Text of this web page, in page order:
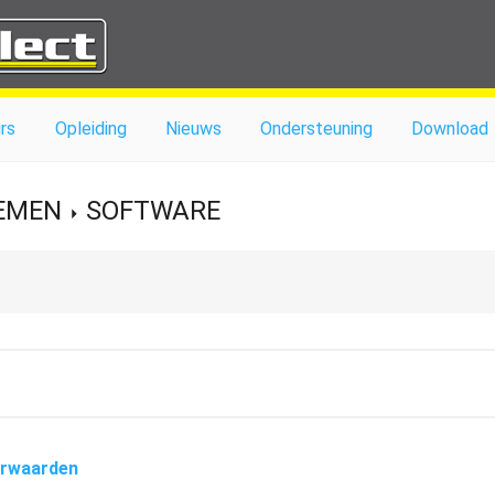
Opleiding Nieuws Ondersteuning Download
SOFTWARE